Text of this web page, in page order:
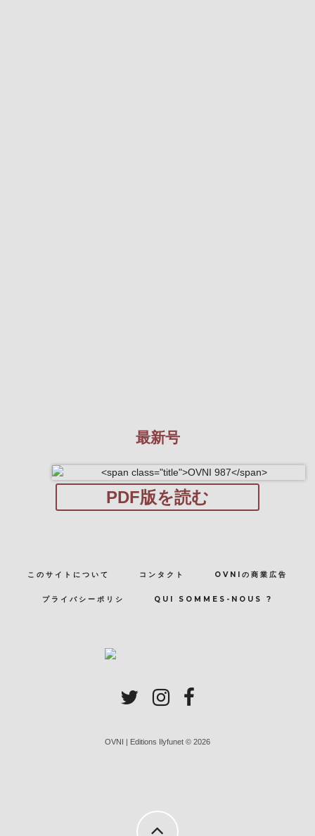
最新号
PDF版を読む
このサイトについて コンタクト OVNIの商業広告
プライバシーポリシ QUI SOMMES-NOUS ?
OVNI | Editions Ilyfunet © 2026